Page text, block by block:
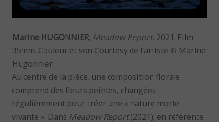
Marine HUGONNIER, Meadow Report, 2021. Film
35mm. Couleur et son Courtesy de l’artiste © Marine
Hugonnier
Au centre de la pièce, une composition florale
comprend des fleurs peintes, changées
régulièrement pour créer une « nature morte
vivante ». Dans Meadow Report(2021), en référence